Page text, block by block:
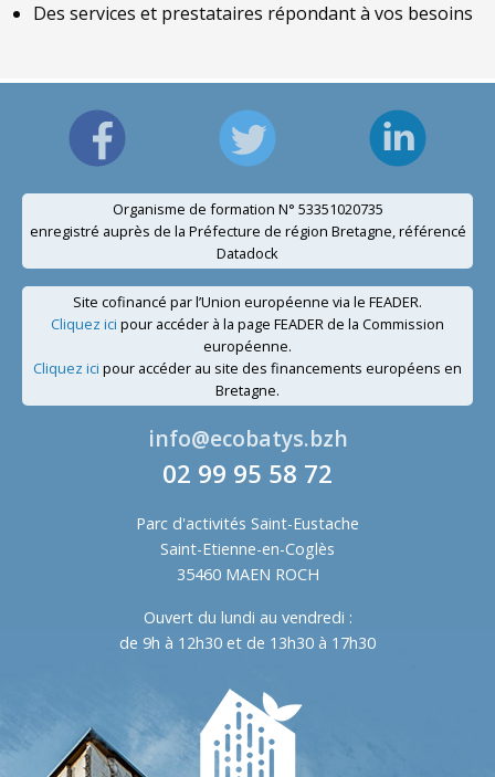
Des services et prestataires répondant à vos besoins
Organisme de formation N° 53351020735
enregistré auprès de la Préfecture de région Bretagne, référencé
Datadock
Site cofinancé par l’Union européenne via le FEADER.
Cliquez ici pour accéder à la page FEADER de la Commission
européenne.
Cliquez ici pour accéder au site des financements européens en
Bretagne.
info@ecobatys.bzh
02 99 95 58 72
Parc d'activités Saint-Eustache
Saint-Etienne-en-Coglès
35460 MAEN ROCH
Ouvert du lundi au vendredi :
de 9h à 12h30 et de 13h30 à 17h30